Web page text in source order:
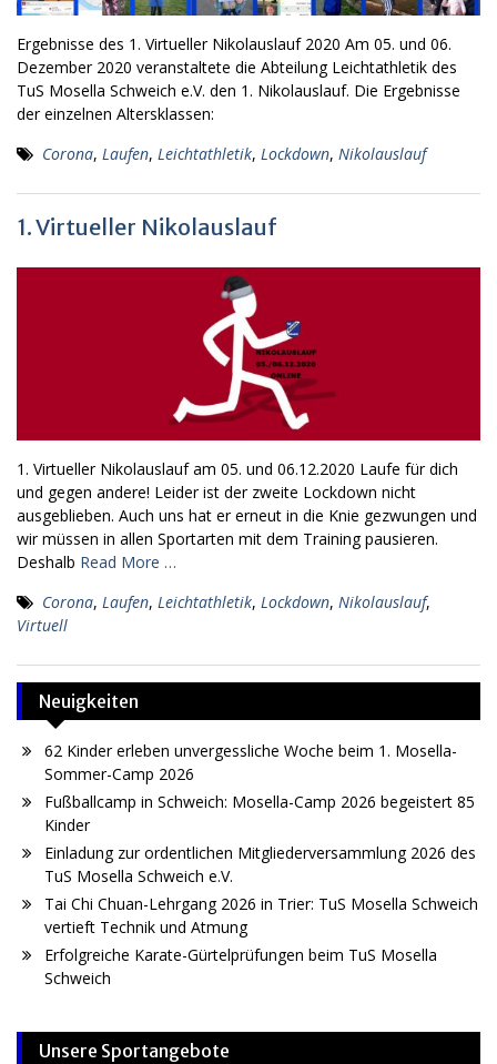
Ergebnisse des 1. Virtueller Nikolauslauf 2020 Am 05. und 06.
Dezember 2020 veranstaltete die Abteilung Leichtathletik des
TuS Mosella Schweich e.V. den 1. Nikolauslauf. Die Ergebnisse
der einzelnen Altersklassen:
Corona, Laufen, Leichtathletik, Lockdown, Nikolauslauf
1. Virtueller Nikolauslauf
1. Virtueller Nikolauslauf am 05. und 06.12.2020 Laufe für dich
und gegen andere! Leider ist der zweite Lockdown nicht
ausgeblieben. Auch uns hat er erneut in die Knie gezwungen und
wir müssen in allen Sportarten mit dem Training pausieren.
Deshalb Read More …
Corona, Laufen, Leichtathletik, Lockdown, Nikolauslauf,
Virtuell
Neuigkeiten
62 Kinder erleben unvergessliche Woche beim 1. Mosella-
Sommer-Camp 2026
Fußballcamp in Schweich: Mosella-Camp 2026 begeistert 85
Kinder
Einladung zur ordentlichen Mitgliederversammlung 2026 des
TuS Mosella Schweich e.V.
Tai Chi Chuan-Lehrgang 2026 in Trier: TuS Mosella Schweich
vertieft Technik und Atmung
Erfolgreiche Karate-Gürtelprüfungen beim TuS Mosella
Schweich
Unsere Sportangebote